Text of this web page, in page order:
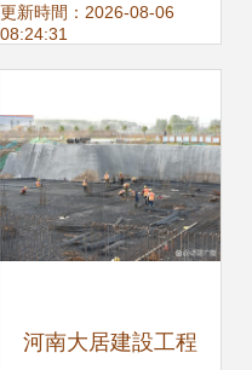
燙”
更新時間：2026-08-06
08:24:31
河南大居建設工程